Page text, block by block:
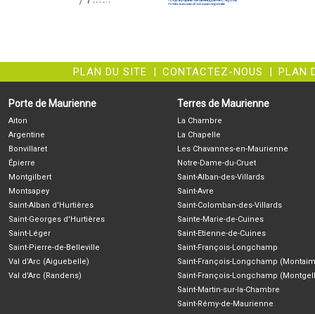
PLAN DU SITE | CONTACTEZ-NOUS | PLAN
Porte de Maurienne
Aiton
Argentine
Bonvillaret
Épierre
Montgilbert
Montsapey
Saint-Alban d'Hurtières
Saint-Georges d'Hurtières
Saint-Léger
Saint-Pierre-de-Belleville
Val d'Arc (Aiguebelle)
Val d'Arc (Randens)
Terres de Maurienne
La Chambre
La Chapelle
Les Chavannes-en-Maurienne
Notre-Dame-du-Cruet
Saint-Alban-des-Villards
Saint-Avre
Saint-Colomban-des-Villards
Sainte-Marie-de-Cuines
Saint-Etienne-de-Cuines
Saint-François-Longchamp
Saint-François-Longchamp
Saint-François-Longchamp
Saint-Martin-sur-la-Chambre
Saint-Rémy-de-Maurienne